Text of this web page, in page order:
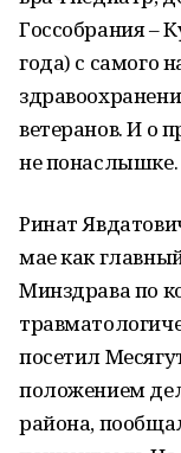
Госсобрания –
года) с самого
ветеранов. И о
не понаслышке.
Ринат
мае как
Минздрава по
посетил
положением
района,